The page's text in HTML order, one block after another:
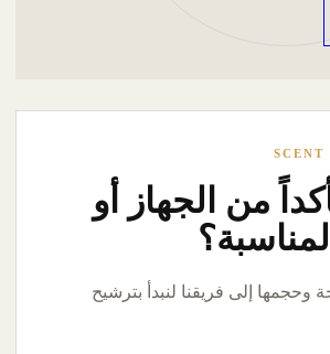
من الجهاز أو
إلى فريقنا لنبدأ بترشيح